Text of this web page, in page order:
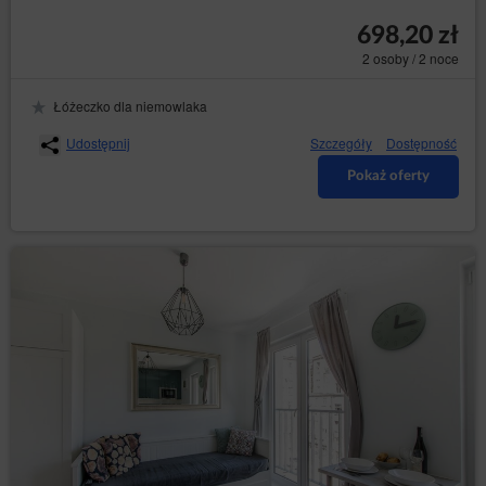
Gość/Użytkownik wyraził zgodę na dostęp
usługodawcy do geolokalizacji. Informacja o
dostarczania bardziej dostosowanych ofert
dane osobowe Użytkowników: imię, nazwisko,
adres siedziby, adres korespondencyjny, adres e-
mail, numer telefonu, NIP, numer konta
rezerwacyjnym wymaga Administrator.
Informacje te nie zawierają danych dotyczących
tożsamości Gości/Użytkowników, lecz w połączeniu z
innymi informacjami mogą stanowić dane osobowe i w
związku z tym Administrator obejmuje je pełną
ochroną przysługującą na gruncie RODO.
Dane te są przetwarzane zgodnie z art. 6 ust. 1 lit. b
RODO, w celu realizacji usługi, tj. umowy o
świadczenie usług drogą elektroniczną zgodnie z
Regulaminem oraz zgodnie z art. 6 ust. 1 lit. a RODO,
w związku z wyrażeniem zgody na stosowanie
698,20 zł
2 osoby / 2 noce
Łóżeczko dla niemowlaka
Udostępnij
Szczegóły Dostępność
Pokaż oferty